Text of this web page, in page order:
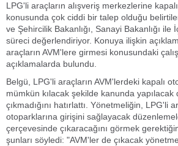
LPG'li araçların alışveriş merkezlerine
konusunda çok ciddi bir talep olduğu
ve Şehircilik Bakanlığı, Sanayi Bakanlığı ile
süreci değerlendiriyor. Konuya ilişkin
araçların AVM'lere girmesi konusundaki
açıklamalarda bulundu.
Belgü, LPG'li araçların AVM'lerdeki kapalı
mümkün kılacak şekilde kanunda
çıkmadığını hatırlattı. Yönetmeliğin, LPG'li
otoparklarına girişini sağlayacak
çerçevesinde çıkaracağını görmek
şunları söyledi: "AVM'ler de çıkacak